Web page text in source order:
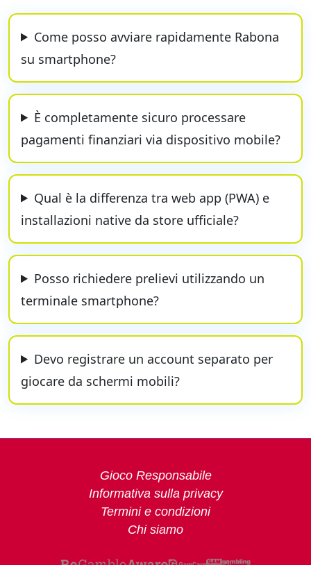
Come posso avviare rapidamente Rabona
su smartphone?
È completamente sicuro processare
pagamenti finanziari via dispositivo mobile?
Qual è la differenza tra web app (PWA) e
installazioni native da store ufficiale?
Posso richiedere prelievi utilizzando un
terminale smartphone?
Devo registrare un account separato per
giocare da schermi mobili?
Gioco Responsabile
Informativa sulla privacy
Termini e condizioni
Chi siamo